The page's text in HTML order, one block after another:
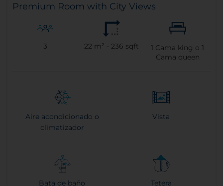
Premium Room with City Views
3 22 m² - 236 sqft 1 Cama king o1
Cama queen
Aire acondicionado o
climatizador
Vista
Bata de baño Tetera